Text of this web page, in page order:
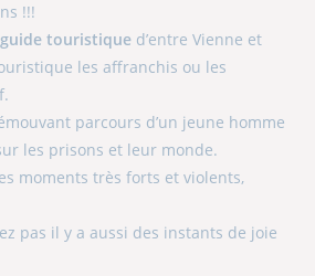
!!!
touristique d’entre Vienne et
les affranchis ou les
parcours d’un jeune homme
les prisons et leur monde.
moments très forts et violents,
pas il y a aussi des instants de joie